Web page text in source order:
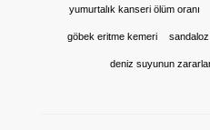
yumurtalık kanseri ölüm oranı
göbek eritme kemeri sandaloz
deniz suyunun